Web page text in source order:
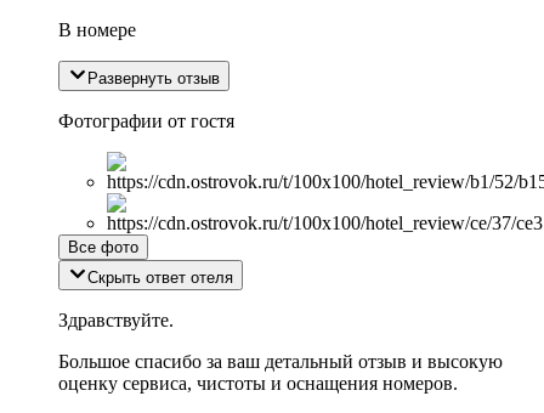
В номере
Развернуть отзыв
Фотографии от гостя
Все фото
Скрыть ответ отеля
Здравствуйте.
Большое спасибо за ваш детальный отзыв и высокую
оценку сервиса, чистоты и оснащения номеров.